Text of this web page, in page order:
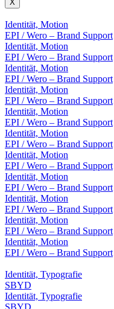
X
Identität, Motion
EPI / Wero – Brand Support
Identität, Motion
EPI / Wero – Brand Support
Identität, Motion
EPI / Wero – Brand Support
Identität, Motion
EPI / Wero – Brand Support
Identität, Motion
EPI / Wero – Brand Support
Identität, Motion
EPI / Wero – Brand Support
Identität, Motion
EPI / Wero – Brand Support
Identität, Motion
EPI / Wero – Brand Support
Identität, Motion
EPI / Wero – Brand Support
Identität, Motion
EPI / Wero – Brand Support
Identität, Motion
EPI / Wero – Brand Support
Identität, Typografie
SBYD
Identität, Typografie
SBYD